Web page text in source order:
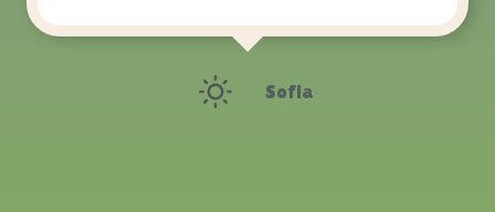
Sofia